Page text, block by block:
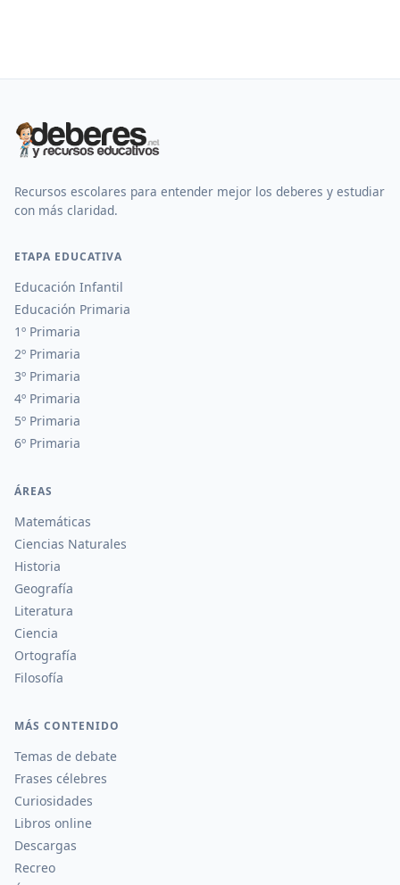
Recursos escolares para entender mejor los deberes y estudiar
con más claridad.
ETAPA EDUCATIVA
Educación Infantil
Educación Primaria
1º Primaria
2º Primaria
3º Primaria
4º Primaria
5º Primaria
6º Primaria
ÁREAS
Matemáticas
Ciencias Naturales
Historia
Geografía
Literatura
Ciencia
Ortografía
Filosofía
MÁS CONTENIDO
Temas de debate
Frases célebres
Curiosidades
Libros online
Descargas
Recreo